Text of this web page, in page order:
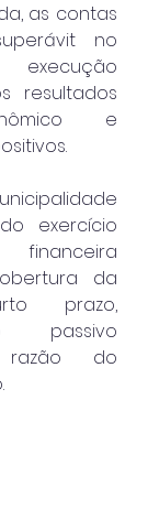
as contas
no
resultados
e
exercício
da
prazo,
passivo
razão do